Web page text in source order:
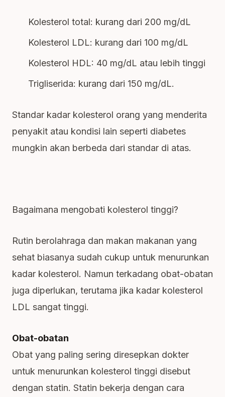
Kolesterol total: kurang dari 200 mg/dL
Kolesterol LDL: kurang dari 100 mg/dL
Kolesterol HDL: 40 mg/dL atau lebih tinggi
Trigliserida: kurang dari 150 mg/dL.
Standar kadar kolesterol orang yang menderita
penyakit atau kondisi lain seperti diabetes
mungkin akan berbeda dari standar di atas.
Bagaimana mengobati kolesterol tinggi?
Rutin berolahraga dan makan makanan yang
sehat biasanya sudah cukup untuk menurunkan
kadar kolesterol. Namun terkadang obat-obatan
juga diperlukan, terutama jika kadar kolesterol
LDL sangat tinggi.
Obat-obatan
Obat yang paling sering diresepkan dokter
untuk menurunkan kolesterol tinggi disebut
dengan statin. Statin bekerja dengan cara